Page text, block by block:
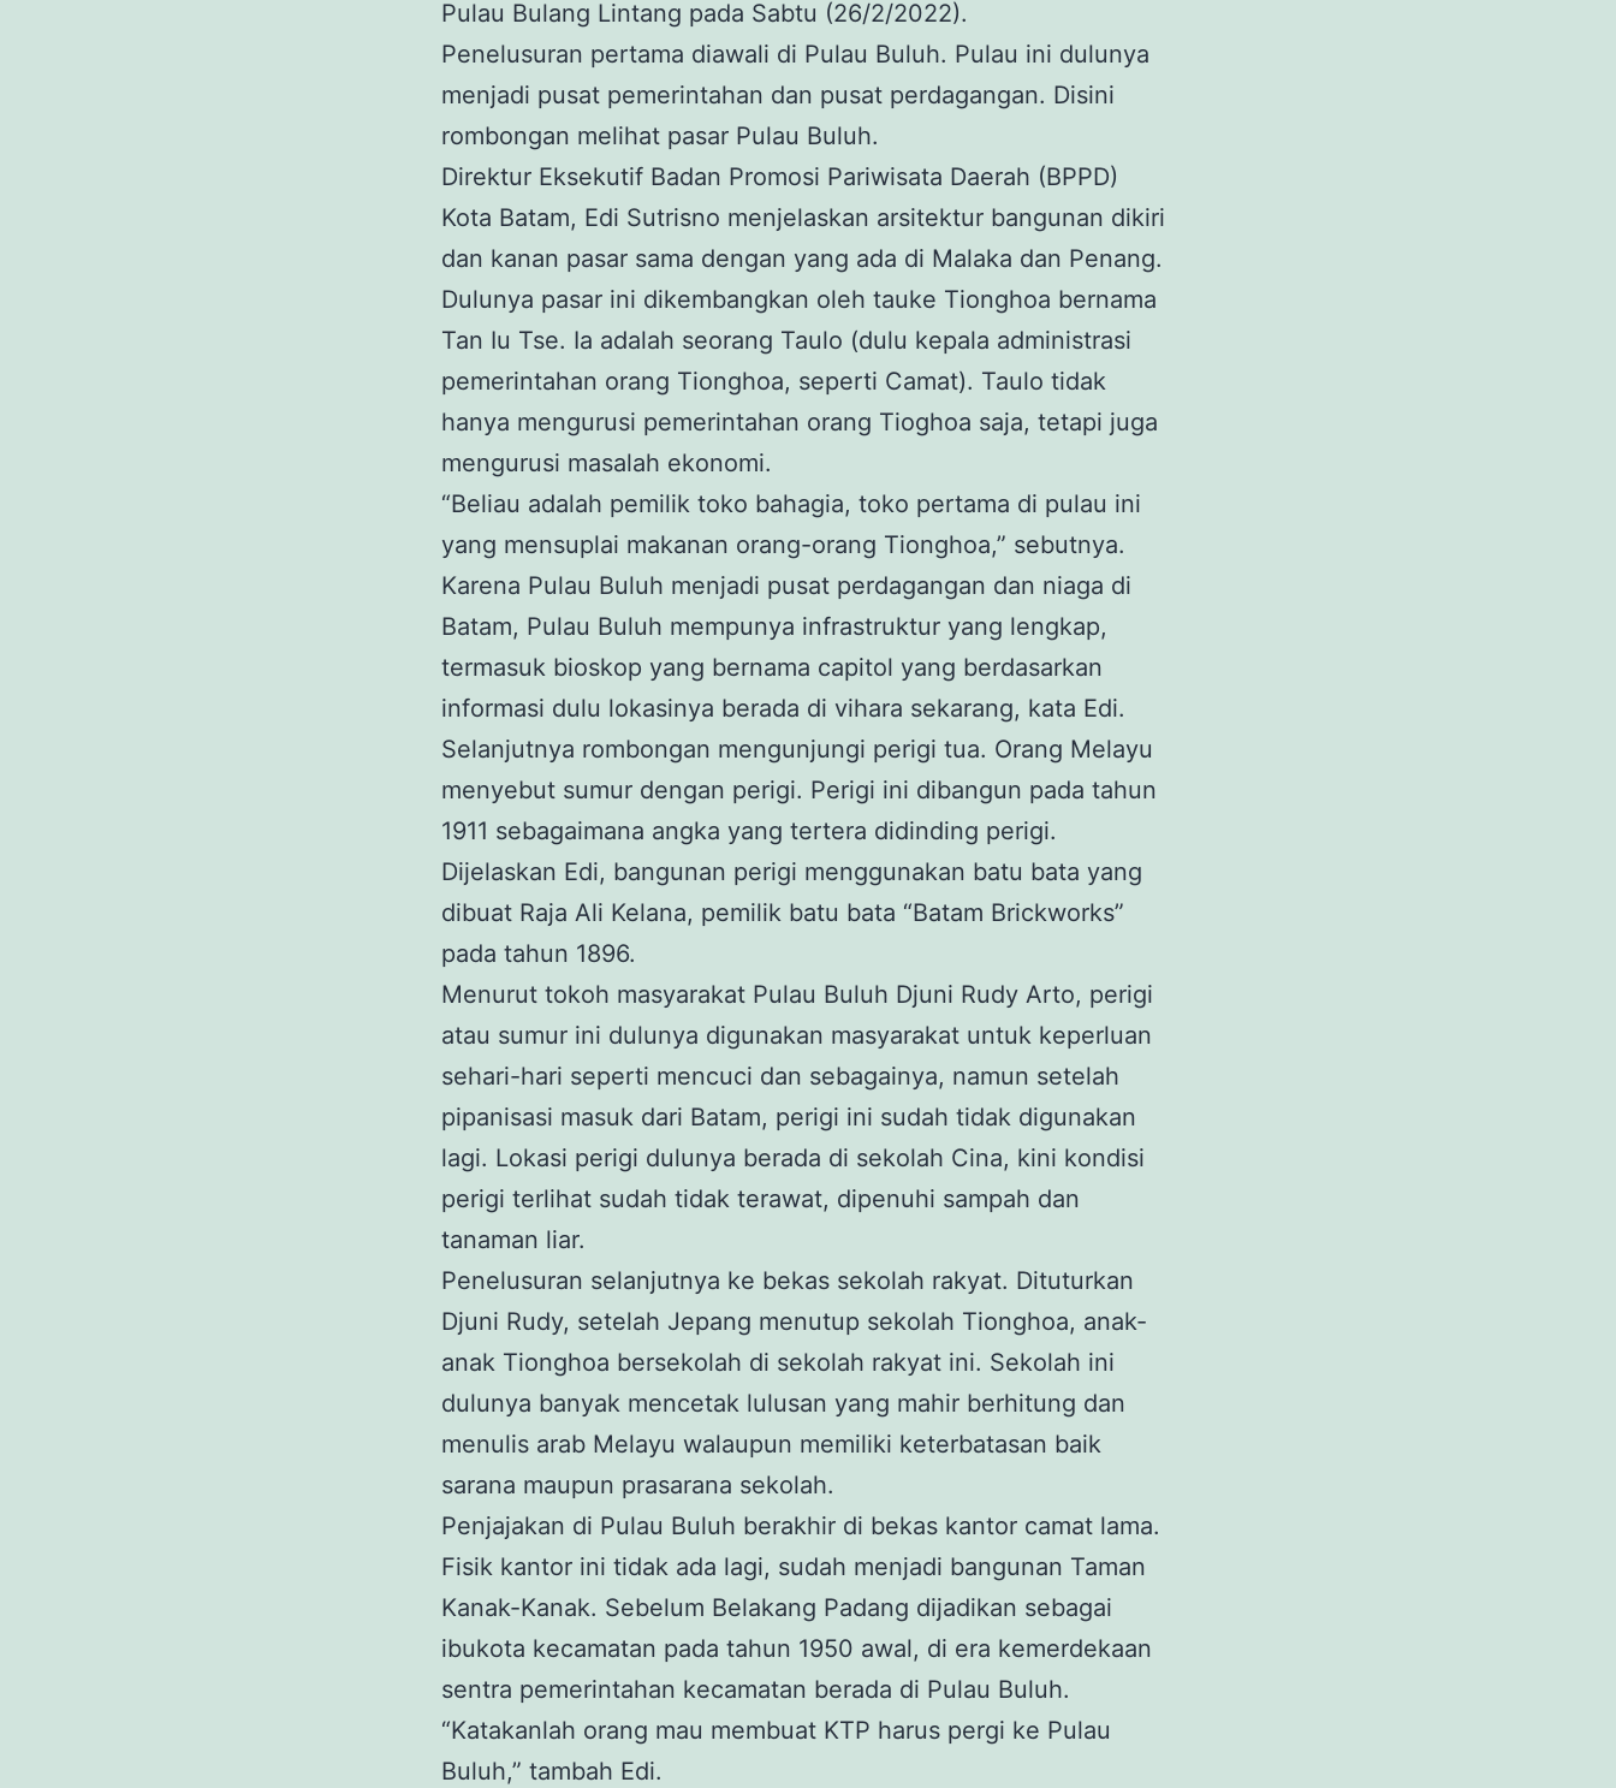
Pulau Bulang Lintang pada Sabtu (26/2/2022).
Penelusuran pertama diawali di Pulau Buluh. Pulau ini dulunya
menjadi pusat pemerintahan dan pusat perdagangan. Disini
rombongan melihat pasar Pulau Buluh.
Direktur Eksekutif Badan Promosi Pariwisata Daerah (BPPD)
Kota Batam, Edi Sutrisno menjelaskan arsitektur bangunan dikiri
dan kanan pasar sama dengan yang ada di Malaka dan Penang.
Dulunya pasar ini dikembangkan oleh tauke Tionghoa bernama
Tan Iu Tse. Ia adalah seorang Taulo (dulu kepala administrasi
pemerintahan orang Tionghoa, seperti Camat). Taulo tidak
hanya mengurusi pemerintahan orang Tioghoa saja, tetapi juga
mengurusi masalah ekonomi.
“Beliau adalah pemilik toko bahagia, toko pertama di pulau ini
yang mensuplai makanan orang-orang Tionghoa,” sebutnya.
Karena Pulau Buluh menjadi pusat perdagangan dan niaga di
Batam, Pulau Buluh mempunya infrastruktur yang lengkap,
termasuk bioskop yang bernama capitol yang berdasarkan
informasi dulu lokasinya berada di vihara sekarang, kata Edi.
Selanjutnya rombongan mengunjungi perigi tua. Orang Melayu
menyebut sumur dengan perigi. Perigi ini dibangun pada tahun
1911 sebagaimana angka yang tertera didinding perigi.
Dijelaskan Edi, bangunan perigi menggunakan batu bata yang
dibuat Raja Ali Kelana, pemilik batu bata “Batam Brickworks”
pada tahun 1896.
Menurut tokoh masyarakat Pulau Buluh Djuni Rudy Arto, perigi
atau sumur ini dulunya digunakan masyarakat untuk keperluan
sehari-hari seperti mencuci dan sebagainya, namun setelah
pipanisasi masuk dari Batam, perigi ini sudah tidak digunakan
lagi. Lokasi perigi dulunya berada di sekolah Cina, kini kondisi
perigi terlihat sudah tidak terawat, dipenuhi sampah dan
tanaman liar.
Penelusuran selanjutnya ke bekas sekolah rakyat. Dituturkan
Djuni Rudy, setelah Jepang menutup sekolah Tionghoa, anak-
anak Tionghoa bersekolah di sekolah rakyat ini. Sekolah ini
dulunya banyak mencetak lulusan yang mahir berhitung dan
menulis arab Melayu walaupun memiliki keterbatasan baik
sarana maupun prasarana sekolah.
Penjajakan di Pulau Buluh berakhir di bekas kantor camat lama.
Fisik kantor ini tidak ada lagi, sudah menjadi bangunan Taman
Kanak-Kanak. Sebelum Belakang Padang dijadikan sebagai
ibukota kecamatan pada tahun 1950 awal, di era kemerdekaan
sentra pemerintahan kecamatan berada di Pulau Buluh.
“Katakanlah orang mau membuat KTP harus pergi ke Pulau
Buluh,” tambah Edi.